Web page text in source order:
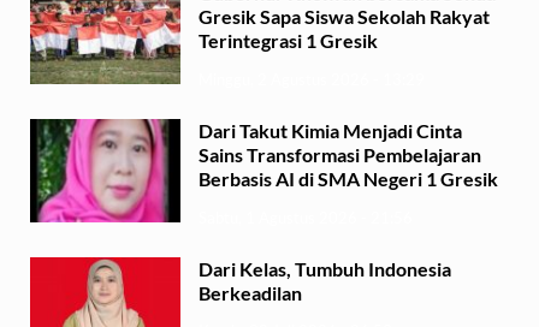
Gresik Sapa Siswa Sekolah Rakyat
Terintegrasi 1 Gresik
Dari Takut Kimia Menjadi Cinta
Sains Transformasi Pembelajaran
Berbasis AI di SMA Negeri 1 Gresik
Dari Kelas, Tumbuh Indonesia
Berkeadilan